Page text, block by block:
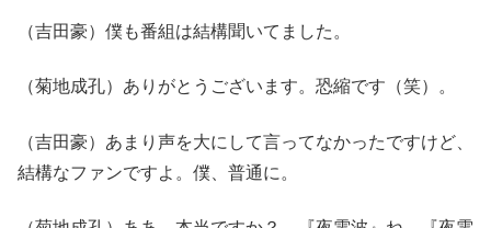
（吉田豪）僕も番組は結構聞いてました。
（菊地成孔）ありがとうございます。恐縮です（笑）。
（吉田豪）あまり声を大にして言ってなかったですけど、
結構なファンですよ。僕、普通に。